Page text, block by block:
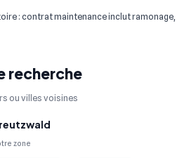
: contrat maintenance inclut ramonage,
recherche
ou villes voisines
zone